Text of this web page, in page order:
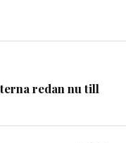
redan nu till